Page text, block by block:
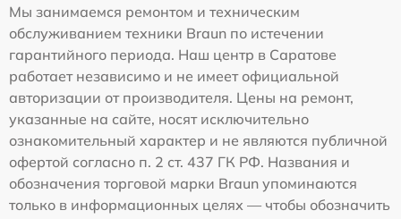
Мы занимаемся ремонтом и техническим
обслуживанием техники Braun по истечении
гарантийного периода. Наш центр в Саратове
работает независимо и не имеет официальной
авторизации от производителя. Цены на ремонт,
указанные на сайте, носят исключительно
ознакомительный характер и не являются публичной
офертой согласно п. 2 ст. 437 ГК РФ. Названия и
обозначения торговой марки Braun упоминаются
только в информационных целях — чтобы обозначить